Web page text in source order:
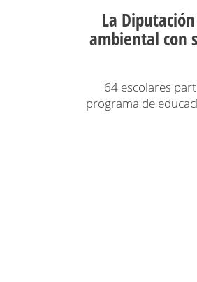
La
ambiental con
64 escolares
programa de